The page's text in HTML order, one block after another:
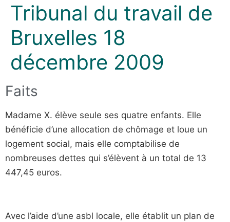
Tribunal du travail de
Bruxelles 18
décembre 2009
Faits
Madame X. élève seule ses quatre enfants. Elle
bénéficie d’une allocation de chômage et loue un
logement social, mais elle comptabilise de
nombreuses dettes qui s’élèvent à un total de 13
447,45 euros.
Avec l’aide d’une asbl locale, elle établit un plan de